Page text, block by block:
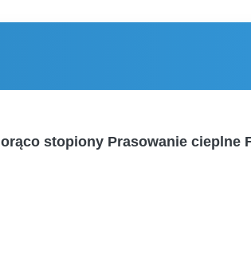
stopiony Prasowanie cieplne